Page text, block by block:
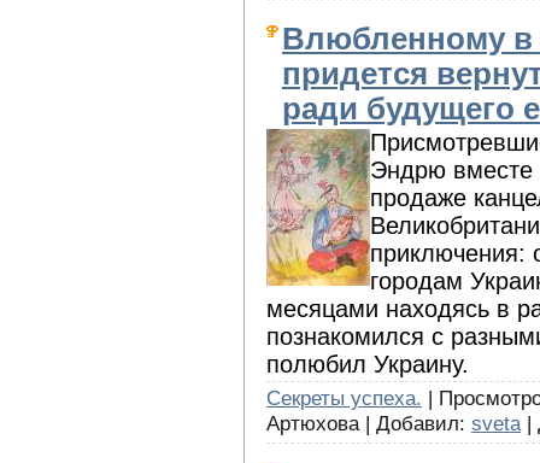
Влюбленному в
придется
ради будущего
Эндрю вместе
продаже
приключения:
городам
месяцами находясь в
познакомился с
полюбил Украину.
Секреты успеха. |
Артюхова | Добавил: sveta |